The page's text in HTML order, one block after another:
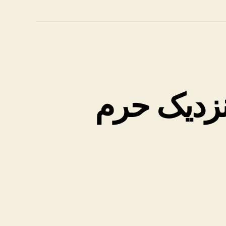
نزدیک حرم